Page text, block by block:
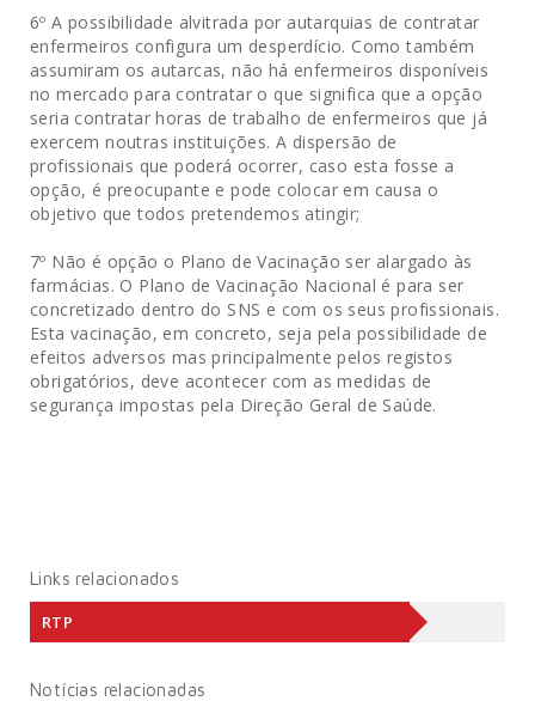
6º A possibilidade alvitrada por autarquias de contratar
enfermeiros configura um desperdício. Como também
assumiram os autarcas, não há enfermeiros disponíveis
no mercado para contratar o que significa que a opção
seria contratar horas de trabalho de enfermeiros que já
exercem noutras instituições. A dispersão de
profissionais que poderá ocorrer, caso esta fosse a
opção, é preocupante e pode colocar em causa o
objetivo que todos pretendemos atingir;
7º Não é opção o Plano de Vacinação ser alargado às
farmácias. O Plano de Vacinação Nacional é para ser
concretizado dentro do SNS e com os seus profissionais.
Esta vacinação, em concreto, seja pela possibilidade de
efeitos adversos mas principalmente pelos registos
obrigatórios, deve acontecer com as medidas de
segurança impostas pela Direção Geral de Saúde.
Links relacionados
RTP
Notícias relacionadas